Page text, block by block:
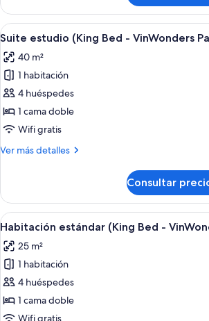
Bed
-
VinWonders
Park
Access)
estándar
con
2
individuales
(Twin
Bed
-
VinWonders
Park
Access)
Abrir
todas
las
fotos
de
Suite
estudio
Bed
Park
Access)
Habitación
7
Suite estudio (King Bed - VinWonders
40 m²
1 habitación
4 huéspedes
1 cama doble
Wifi gratis
Ver más detalles
Más
estudio
(King
Bed
VinWonders
Park
Access)
Consultar
Abrir
todas
las
fotos
de
Habitación
estándar
Una
5
Habitación estándar (King Bed -
25 m²
1 habitación
4 huéspedes
1 cama doble
Wifi gratis